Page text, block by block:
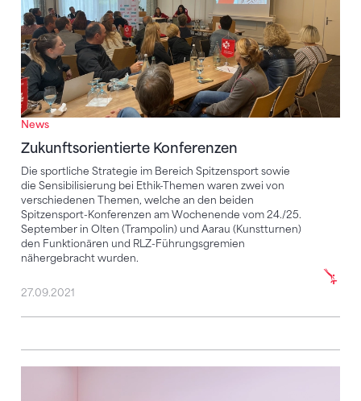
News
Zukunftsorientierte Konferenzen
Die sportliche Strategie im Bereich Spitzensport sowie
die Sensibilisierung bei Ethik-Themen waren zwei von
verschiedenen Themen, welche an den beiden
Spitzensport-Konferenzen am Wochenende vom 24./25.
September in Olten (Trampolin) und Aarau (Kunstturnen)
den Funktionären und RLZ-Führungsgremien
nähergebracht wurden.
27.09.2021